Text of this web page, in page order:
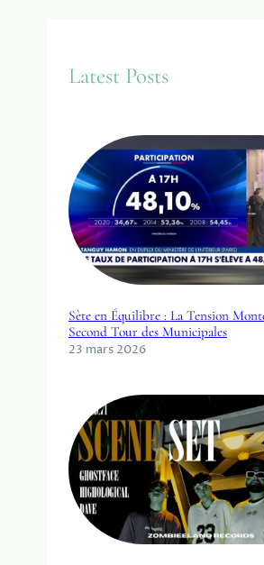
Latest Posts
Sète en Équilibre : La Tension
Second Tour des Municipales
23 mars 2026